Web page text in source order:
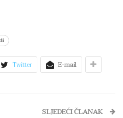
Twitter E-mail
SLJEDEĆI ČLANAK